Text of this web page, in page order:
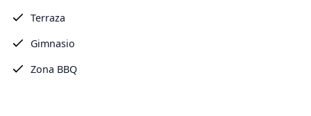
Terraza
Gimnasio
Zona BBQ